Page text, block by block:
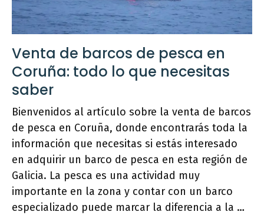
Venta de barcos de pesca en
Coruña: todo lo que necesitas
saber
Bienvenidos al artículo sobre la venta de barcos
de pesca en Coruña, donde encontrarás toda la
información que necesitas si estás interesado
en adquirir un barco de pesca en esta región de
Galicia. La pesca es una actividad muy
importante en la zona y contar con un barco
especializado puede marcar la diferencia a la …